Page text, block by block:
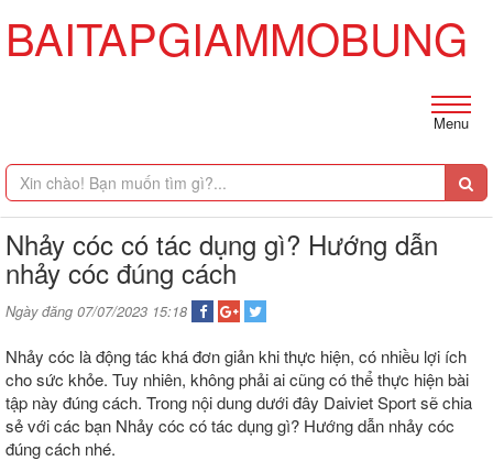
BAITAPGIAMMOBUNG
Menu
Nhảy cóc có tác dụng gì? Hướng dẫn
nhảy cóc đúng cách
Ngày đăng 07/07/2023 15:18
Nhảy cóc là động tác khá đơn giản khi thực hiện, có nhiều lợi ích
cho sức khỏe. Tuy nhiên, không phải ai cũng có thể thực hiện bài
tập này đúng cách. Trong nội dung dưới đây Daiviet Sport sẽ chia
sẻ với các bạn Nhảy cóc có tác dụng gì? Hướng dẫn nhảy cóc
đúng cách nhé.